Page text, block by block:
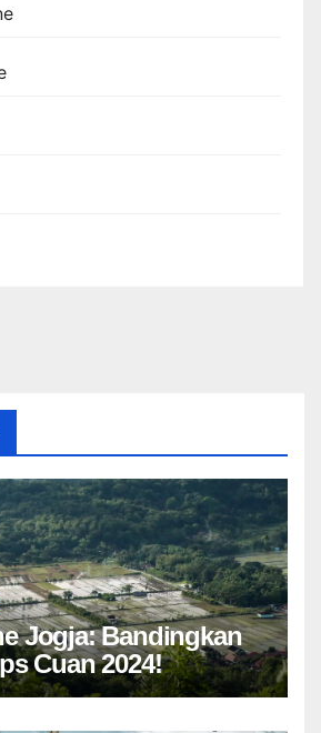
Jogja: Bandingkan
Cuan 2024!